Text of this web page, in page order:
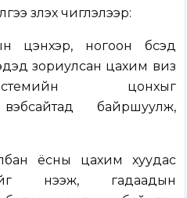
үзүүлэх чиглэлээр:
цэнхэр, ногоон бүсэд
зориулсан цахим виз
цонхыг
байршуулж,
ёсны цахим хуудас
ийг нээж, гадаадын